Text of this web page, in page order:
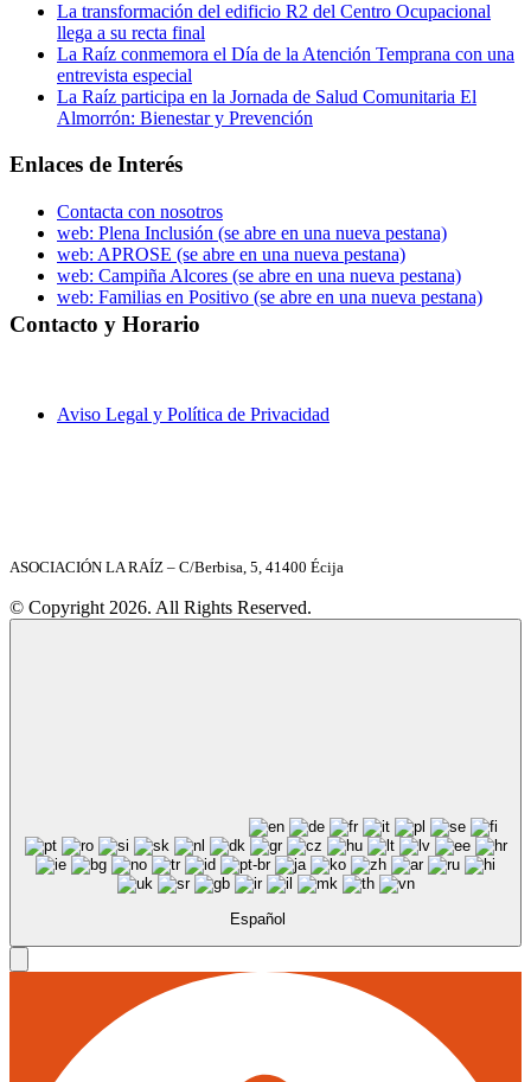
La transformación del edificio R2 del Centro Ocupacional
llega a su recta final
La Raíz conmemora el Día de la Atención Temprana con una
entrevista especial
La Raíz participa en la Jornada de Salud Comunitaria El
Almorrón: Bienestar y Prevención
Enlaces de Interés
Contacta con nosotros
web: Plena Inclusión (se abre en una nueva pestana)
web: APROSE (se abre en una nueva pestana)
web: Campiña Alcores (se abre en una nueva pestana)
web: Familias en Positivo (se abre en una nueva pestana)
Contacto y Horario
Aviso Legal y Política de Privacidad
ASOCIACIÓN LA RAÍZ – C/Berbisa, 5, 41400 Écija
© Copyright 2026. All Rights Reserved.
Español